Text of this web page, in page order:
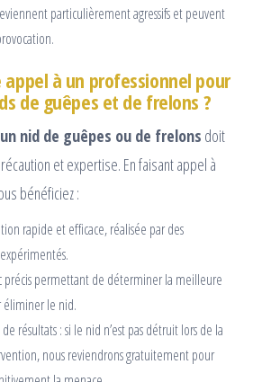
particulièrement agressifs et peuvent
à un professionnel pour
de guêpes et de frelons ?
nid de guêpes ou de frelons doit
et expertise. En faisant appel à
bénéficiez :
rapide et efficace, réalisée par des
précis permettant de déterminer la meilleure
le nid.
résultats : si le nid n’est pas détruit lors de la
nous reviendrons gratuitement pour